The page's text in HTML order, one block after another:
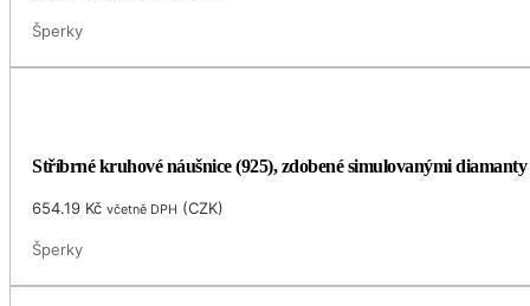
Šperky
Stříbrné kruhové náušnice (925), zdobené simulovanými diamanty
654.19 Kč včetně DPH (CZK)
Šperky